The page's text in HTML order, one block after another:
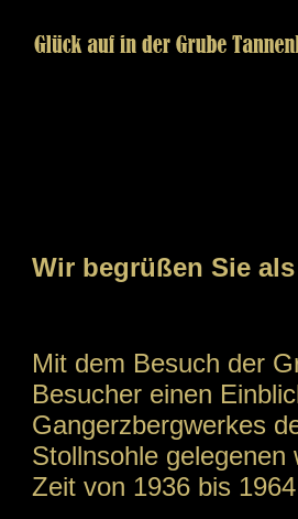
Wir begrüßen Sie
Mit dem Besuch der
Besucher einen
Gangerzbergwerkes
Stollnsohle
Zeit von 1936 bis